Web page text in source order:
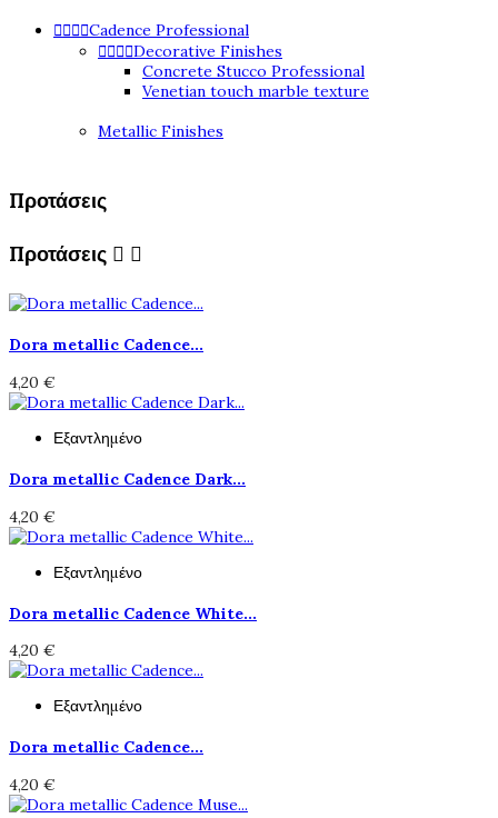
Cadence Professional
Decorative Finishes
Concrete Stucco Professional
Venetian touch marble texture
Metallic Finishes
Προτάσεις
Προτάσεις  
Dora metallic Cadence...
4,20 €
Εξαντλημένο
Dora metallic Cadence Dark...
4,20 €
Εξαντλημένο
Dora metallic Cadence White...
4,20 €
Εξαντλημένο
Dora metallic Cadence...
4,20 €